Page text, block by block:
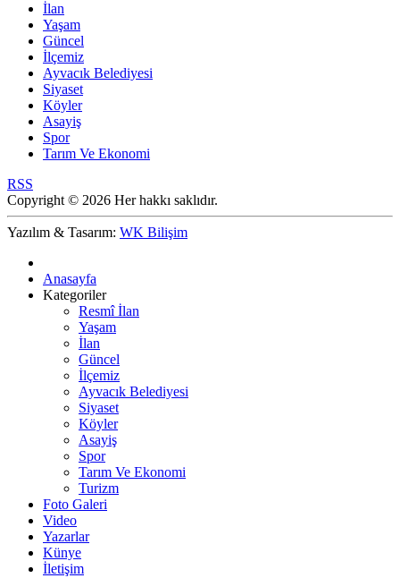
İlan
Yaşam
Güncel
İlçemiz
Ayvacık Belediyesi
Siyaset
Köyler
Asayiş
Spor
Tarım Ve Ekonomi
RSS
Copyright © 2026 Her hakkı saklıdır.
Yazılım & Tasarım: WK Bilişim
Anasayfa
Kategoriler
Resmî İlan
Yaşam
İlan
Güncel
İlçemiz
Ayvacık Belediyesi
Siyaset
Köyler
Asayiş
Spor
Tarım Ve Ekonomi
Turizm
Foto Galeri
Video
Yazarlar
Künye
İletişim